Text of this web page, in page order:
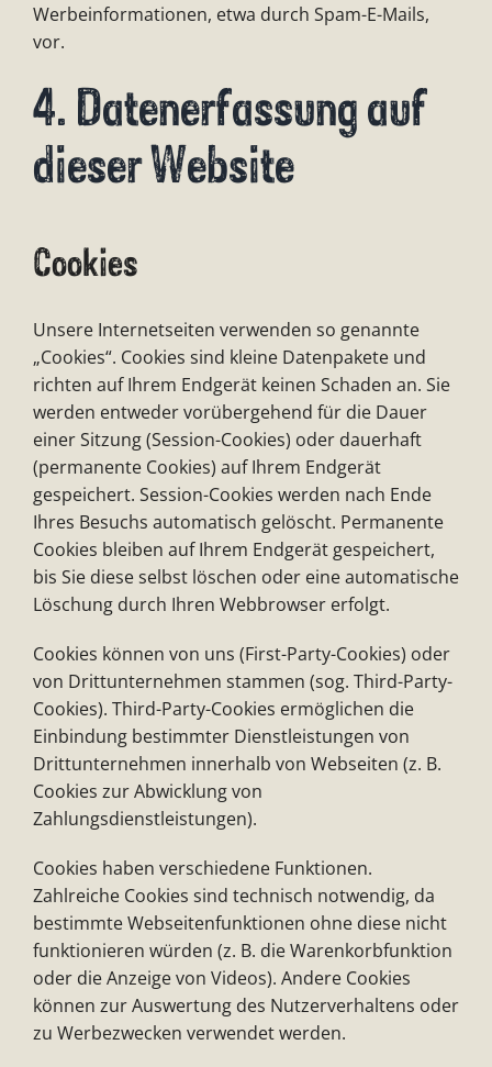
Werbeinformationen, etwa durch Spam-E-Mails,
vor.
4. Datenerfassung auf
dieser Website
Cookies
Unsere Internetseiten verwenden so genannte
„Cookies“. Cookies sind kleine Datenpakete und
richten auf Ihrem Endgerät keinen Schaden an. Sie
werden entweder vorübergehend für die Dauer
einer Sitzung (Session-Cookies) oder dauerhaft
(permanente Cookies) auf Ihrem Endgerät
gespeichert. Session-Cookies werden nach Ende
Ihres Besuchs automatisch gelöscht. Permanente
Cookies bleiben auf Ihrem Endgerät gespeichert,
bis Sie diese selbst löschen oder eine automatische
Löschung durch Ihren Webbrowser erfolgt.
Cookies können von uns (First-Party-Cookies) oder
von Drittunternehmen stammen (sog. Third-Party-
Cookies). Third-Party-Cookies ermöglichen die
Einbindung bestimmter Dienstleistungen von
Drittunternehmen innerhalb von Webseiten (z. B.
Cookies zur Abwicklung von
Zahlungsdienstleistungen).
Cookies haben verschiedene Funktionen.
Zahlreiche Cookies sind technisch notwendig, da
bestimmte Webseitenfunktionen ohne diese nicht
funktionieren würden (z. B. die Warenkorbfunktion
oder die Anzeige von Videos). Andere Cookies
können zur Auswertung des Nutzerverhaltens oder
zu Werbezwecken verwendet werden.